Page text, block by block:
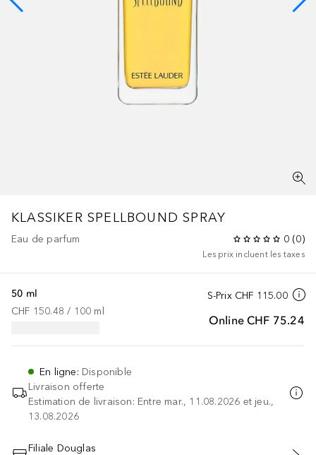
KLASSIKER SPELLBOUND SPRAY
Eau de parfum 0 (0)
Les prix incluent les taxes
S-Prix CHF 115.00
Online CHF 75.24
50 ml
CHF 150.48 / 100 ml
En ligne: Disponible
Livraison offerte
Estimation de livraison: Entre mar., 11.08.2026 et jeu.,
13.08.2026
Filiale Douglas